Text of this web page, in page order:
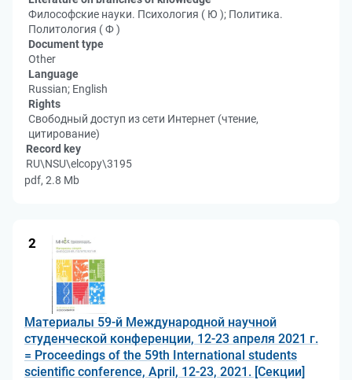
Философские науки. Психология ( Ю ); Политика.
Политология ( Ф )
Document type
Other
Language
Russian; English
Rights
Свободный доступ из сети Интернет (чтение,
цитирование)
Record key
RU\NSU\elcopy\3195
pdf, 2.8 Mb
2
Материалы 59-й Международной научной
студенческой конференции, 12-23 апреля 2021 г.
= Proceedings of the 59th International students
scientific conference, April, 12-23, 2021. [Секции]